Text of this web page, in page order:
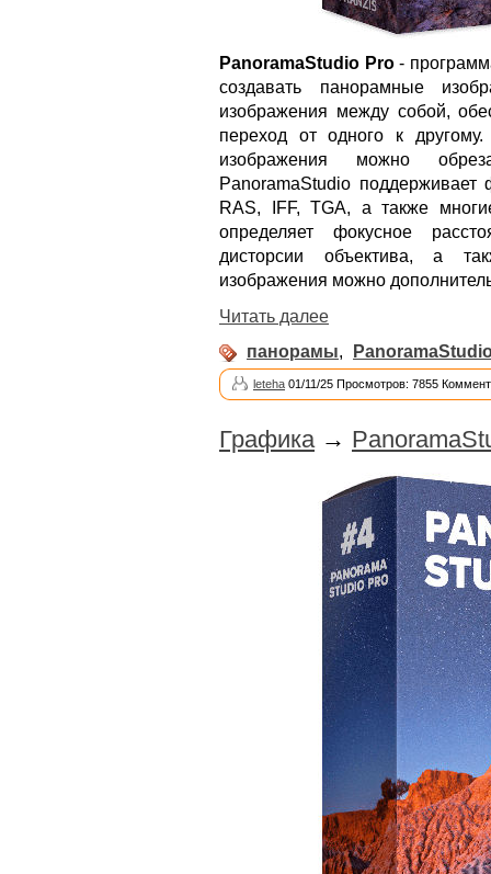
PanoramaStudio Pro-
создавать панорамные
изображения между собой,
переход от одного к
изображения можно
PanoramaStudio
RAS, IFF, TGA, а также
определяет фокусное
дисторсии объектива, а
изображения можно
Читать далее
панорамы,
leteha 01/11/25 Просмотров: 7855
Графика→